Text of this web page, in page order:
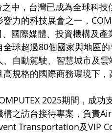
中，台灣已成為全球科
力的科技展會之一，
國際媒體、投資機構及產
全球超過80個國家與地區
、自動駕駛、智慧城市及
高規格的國際商務環境下
2025期間，成
構之訪台接待專案，負責
Transportation及VIP